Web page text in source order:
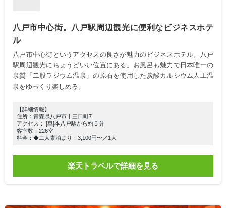
八戸市中心街。八戸駅周辺観光に便利なビジネスホテ
ル
八戸市中心街というアクセスの良さが魅力のビジネスホテル。八戸
駅周辺観光にちょうどいい位置にある。お風呂も魅力で日本唯一の
泉質「二股ラジウム温泉」の原石を使用した炭酸カルシウム人工温
泉をゆっくり楽しめる。
【詳細情報】
住所：青森県八戸市十三日町7
アクセス： [車]本八戸駅から約５分
客室数：226室
料金：◆二人素泊まり：3,100円〜／1人
楽天トラベルで詳細を見る